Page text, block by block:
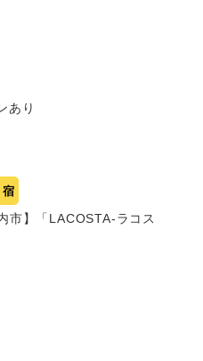
あり
宿
市】「LACOSTA-ラコス